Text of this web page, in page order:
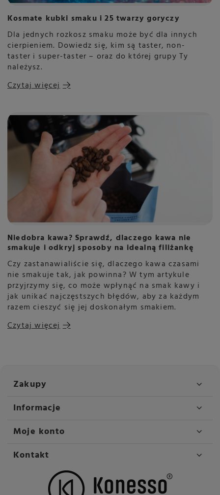
Kosmate kubki smaku i 25 twarzy goryczy
Dla jednych rozkosz smaku może być dla innych
cierpieniem. Dowiedz się, kim są taster, non-
taster i super-taster – oraz do której grupy Ty
należysz.
Czytaj więcej
Niedobra kawa? Sprawdź, dlaczego kawa nie
smakuje i odkryj sposoby na idealną filiżankę
Czy zastanawialiście się, dlaczego kawa czasami
nie smakuje tak, jak powinna? W tym artykule
przyjrzymy się, co może wpłynąć na smak kawy i
jak unikać najczęstszych błędów, aby za każdym
razem cieszyć się jej doskonałym smakiem.
Czytaj więcej
Zakupy
Informacje
Moje konto
Kontakt